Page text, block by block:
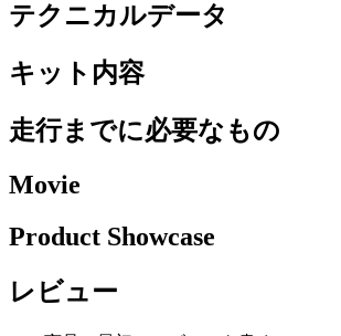
テクニカルデータ
キット内容
走行までに必要なもの
Movie
Product Showcase
レビュー